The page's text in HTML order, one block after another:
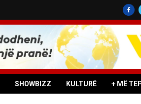
SHOWBIZZ KULTURË + MË